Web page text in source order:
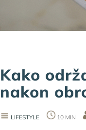
Kako
nakon
LIFESTYLE 10 MIN